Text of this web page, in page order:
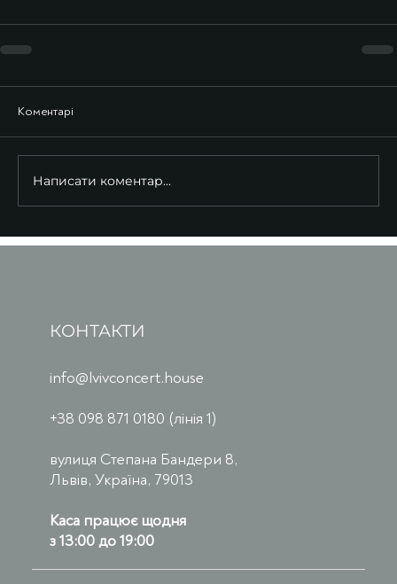
Коментарі
Написати коментар...
КОНТАКТИ
info@lvivconcert.house
+38 098 871 0180 (лінія 1)
вулиця Степана Бандери 8,
Львів, Україна, 79013
Каса працює щодня
з 13:00 до 19:00